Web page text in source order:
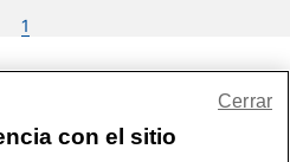
1
con el sitio
Cerrar